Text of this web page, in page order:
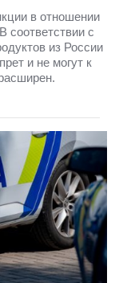
в отношении
соответствии с
из России
и не могут к